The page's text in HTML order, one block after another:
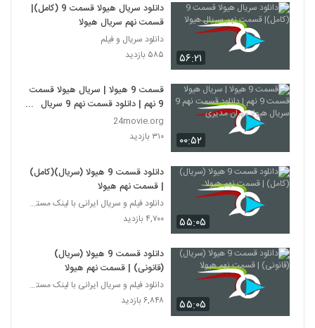
۵۶:۲۱
دانلود سریال هیولا قسمت 9 (کامل)|
قسمت نهم سریال هیولا
دانلود سریال و فیلم
۵۸۵ بازدید
۰۰:۵۲
قسمت 9 هیولا | سریال هیولا قسمت
9 نهم | دانلود قسمت نهم 9 سریال
هیولا مهران مدیری
24movie.org
۳۱۰ بازدید
۵۵:۰۵
دانلود قسمت 9 هیولا (سریال)(کامل)
| قسمت نهم هیولا
دانلود فیلم و سریال ایرانی با لینک مستقیم
۴,۷۰۰ بازدید
۵۵:۰۵
دانلود قسمت 9 هیولا (سریال)
(قانونی) | قسمت نهم هیولا
دانلود فیلم و سریال ایرانی با لینک مستقیم
۶,۸۴۸ بازدید